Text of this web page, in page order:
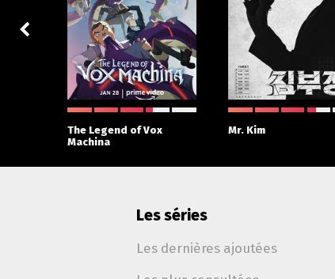
The Legend of Vox
Machina
Mr. Kim
Les séries
Les dernières ajoutées